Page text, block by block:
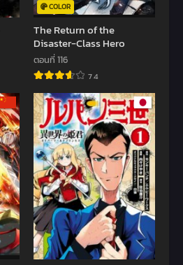
COLOR
The Return of the
Disaster-Class Hero
ตอนที่ 116
7.4